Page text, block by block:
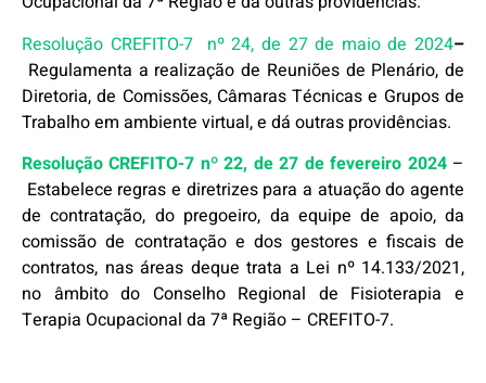
Resolução CREFITO-7 nº 24, de 27 de maio de 2024–
Regulamenta a realização de Reuniões de Plenário, de
Diretoria, de Comissões, Câmaras Técnicas e Grupos de
Trabalho em ambiente virtual, e dá outras providências.
Resolução CREFITO-7 nº 22, de 27 de fevereiro 2024–
Estabelece regras e diretrizes para a atuação do agente
de contratação, do pregoeiro, da equipe de apoio, da
comissão de contratação e dos gestores e fiscais de
contratos, nas áreas deque trata a Lei nº 14.133/2021,
no âmbito do Conselho Regional de Fisioterapia e
Terapia Ocupacional da 7ª Região – CREFITO-7.